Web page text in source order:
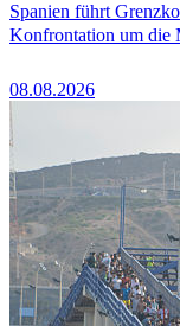
Spanien führt
Konfrontation um die
08.08.2026